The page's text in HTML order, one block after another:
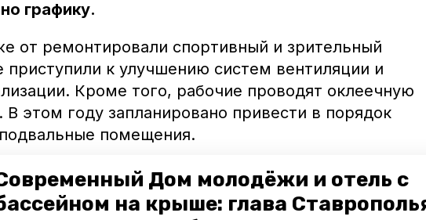
Дом молодёжи и отель с
на крыше: глава
графику.
от ремонтировали спортивный и зрительный
приступили к улучшению систем вентиляции и
Кроме того, рабочие проводят оклеечную
В этом году запланировано привести в порядок
помещения.
сельского ДК стартовал в 2020 году в
в национальном проекте